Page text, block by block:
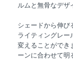
ルムと無骨なデザ
シェードから伸び
ライティングレー
変えることがで
ーンに合わせて明